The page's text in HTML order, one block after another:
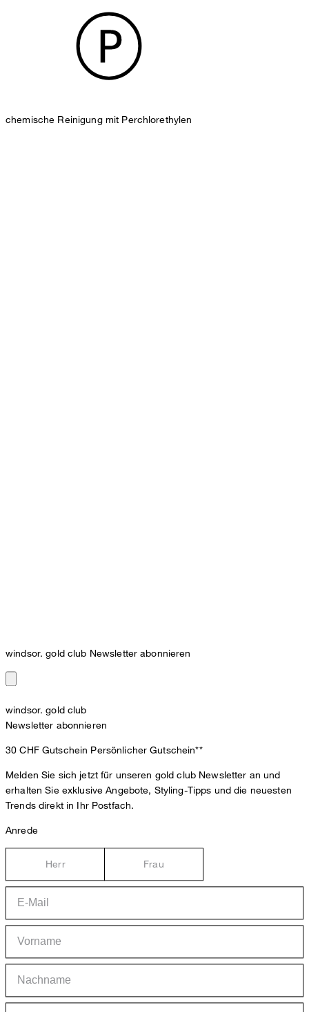
chemische Reinigung mit Perchlorethylen
windsor. gold club Newsletter abonnieren
windsor. gold club
Newsletter abonnieren
30 CHF Gutschein Persönlicher Gutschein**
Melden Sie sich jetzt für unseren gold club Newsletter an und
erhalten Sie exklusive Angebote, Styling-Tipps und die neuesten
Trends direkt in Ihr Postfach.
Anrede
Herr Frau